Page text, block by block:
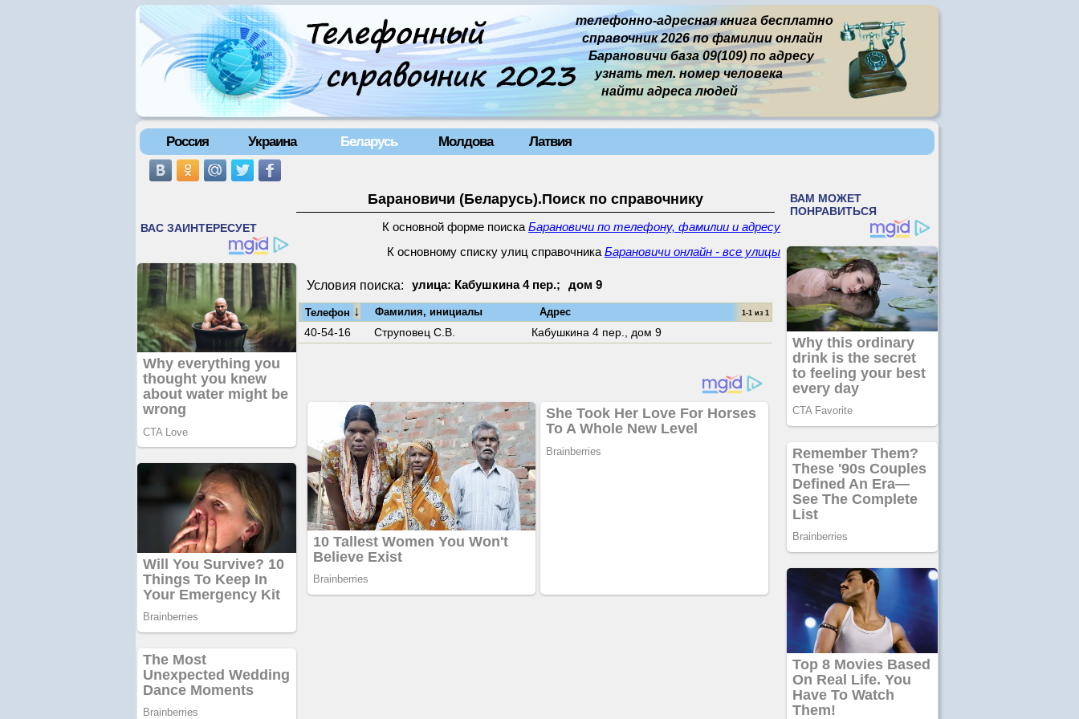
телефонно-адресная книга бесплатно
справочник 2026 по фамилии онлайн
Барановичи база 09(109) по адресу
узнать тел. номер человека
найти адреса людей
Россия Украина Беларусь Молдова Латвия
Барановичи (Беларусь).Поиск по справочнику
К основной форме поиска Барановичи по телефону, фамилии и адресу
К основному списку улиц справочника Барановичи онлайн - все улицы
Условия поиска: улица: Кабушкина 4 пер.; дом 9
Телефон ↓ Фамилия, инициалы Адрес 1-1 из 1
40-54-16 Струповец С.В. Кабушкина 4 пер., дом 9